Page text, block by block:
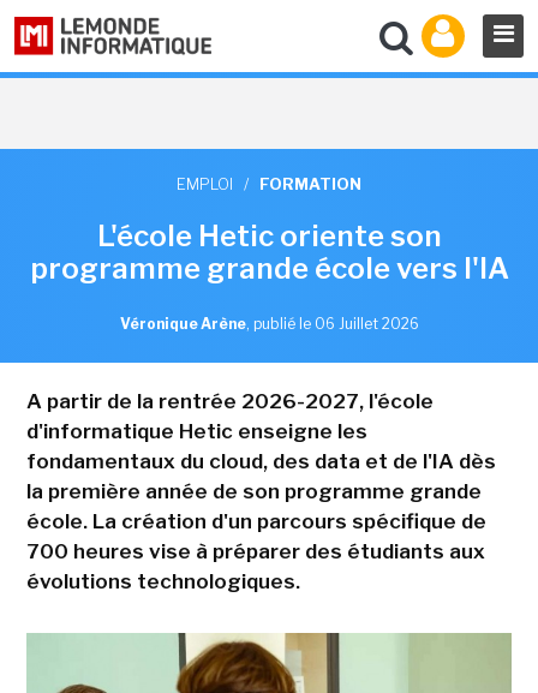
EMPLOI / FORMATION
L'école Hetic oriente son
programme grande école vers l'IA
Véronique Arène, publié le 06 Juillet 2026
A partir de la rentrée 2026-2027, l'école
d'informatique Hetic enseigne les
fondamentaux du cloud, des data et de l'IA dès
la première année de son programme grande
école. La création d'un parcours spécifique de
700 heures vise à préparer des étudiants aux
évolutions technologiques.